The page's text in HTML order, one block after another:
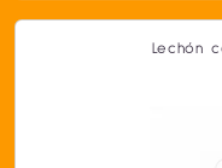
Lechón